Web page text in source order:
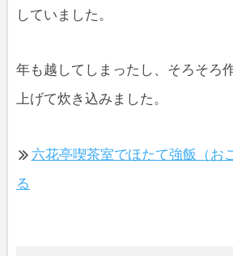
していました。
年も越してしまったし、そろそろ
上げて炊き込みました。
六花亭喫茶室でほたて強飯（お
る